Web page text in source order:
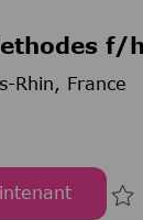
f/h
Rhin, France
f/h